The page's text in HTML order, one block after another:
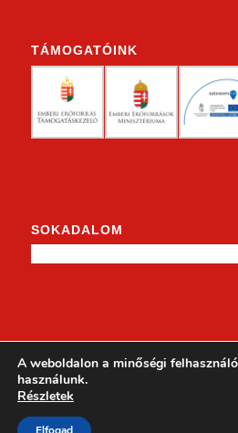
TÁMOGATÓINK
SOKADALOM
A weboldalon a minőségi
használunk.
Részletek